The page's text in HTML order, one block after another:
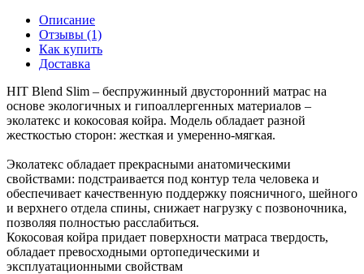
Описание
Отзывы (1)
Как купить
Доставка
HIT Blend Slim – беспружинный двусторонний матрас на
основе экологичных и гипоаллергенных материалов –
эколатекс и кокосовая койра. Модель обладает разной
жесткостью сторон: жесткая и умеренно-мягкая.
Эколатекс обладает прекрасными анатомическими
свойствами: подстраивается под контур тела человека и
обеспечивает качественную поддержку поясничного, шейного
и верхнего отдела спины, снижает нагрузку с позвоночника,
позволяя полностью расслабиться.
Кокосовая койра придает поверхности матраса твердость,
обладает превосходными ортопедическими и
эксплуатационными свойствам